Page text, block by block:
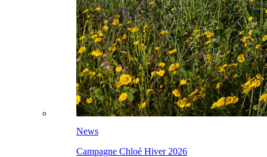
News
Campagne Chloé Hiver 2026